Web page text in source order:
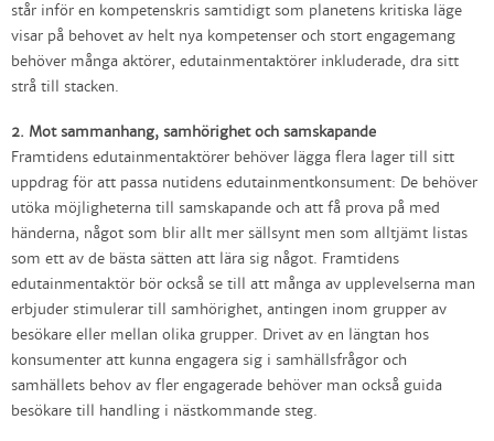
står inför en kompetenskris samtidigt som planetens kritiska läge
visar på behovet av helt nya kompetenser och stort engagemang
behöver många aktörer, edutainmentaktörer inkluderade, dra sitt
strå till stacken.
2. Mot sammanhang, samhörighet och samskapande
Framtidens edutainmentaktörer behöver lägga flera lager till sitt
uppdrag för att passa nutidens edutainmentkonsument: De behöver
utöka möjligheterna till samskapande och att få prova på med
händerna, något som blir allt mer sällsynt men som alltjämt listas
som ett av de bästa sätten att lära sig något. Framtidens
edutainmentaktör bör också se till att många av upplevelserna man
erbjuder stimulerar till samhörighet, antingen inom grupper av
besökare eller mellan olika grupper. Drivet av en längtan hos
konsumenter att kunna engagera sig i samhällsfrågor och
samhällets behov av fler engagerade behöver man också guida
besökare till handling i nästkommande steg.